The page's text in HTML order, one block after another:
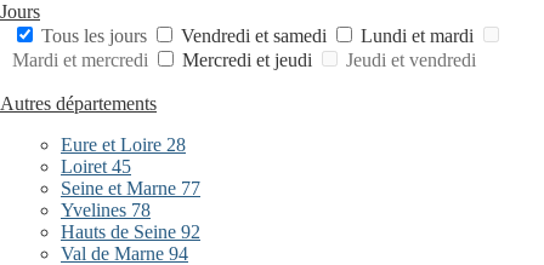
Jours
Tous les jours
Vendredi et samedi
Lundi et mardi
Mardi et mercredi
Mercredi et jeudi Jeudi et vendredi
Autres départements
Eure et Loire 28
Loiret 45
Seine et Marne 77
Yvelines 78
Hauts de Seine 92
Val de Marne 94